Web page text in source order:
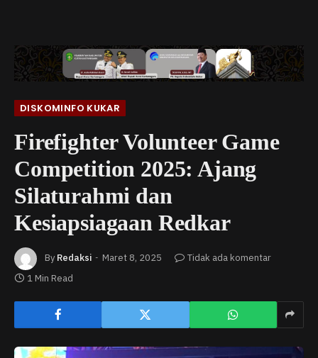
DISKOMINFO KUKAR
Firefighter Volunteer Game
Competition 2025: Ajang
Silaturahmi dan
Kesiapsiagaan Redkar
By Redaksi Maret 8, 2025
Tidak ada komentar
1 Min Read